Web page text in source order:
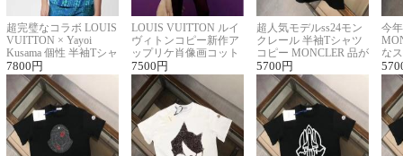
超完璧なコラボ LOUIS
VUITTON × Yayoi
Kusama 個性 半袖Tシャ
ツコピー男女兼用
7800 円
LOUIS VUITTON ルイ
ヴィトンコピー新作ア
ップリケ肖像画コット
ンニット半袖Tシャツ
7500 円
超人気モデルss24モン
クレール 半袖Tシャツ
コピー MONCLER 品が
良く見た目
5700 円
今
な
ル